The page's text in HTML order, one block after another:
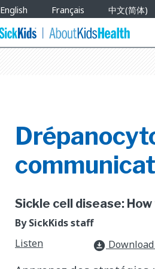
English Français 中文(简体)
Sickle cell disease:
By SickKids staff
Listen
download_for_offline Download